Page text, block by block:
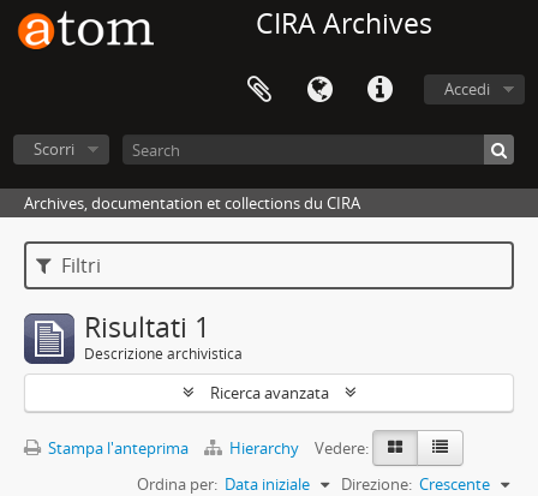
CIRA Archives
Accedi
Scorri
Archives, documentation et collections du CIRA
Filtri
Risultati 1
Descrizione archivistica
Ricerca avanzata
Stampa l'anteprima Hierarchy
Vedere:
Ordina per: Data iniziale Direzione: Crescente